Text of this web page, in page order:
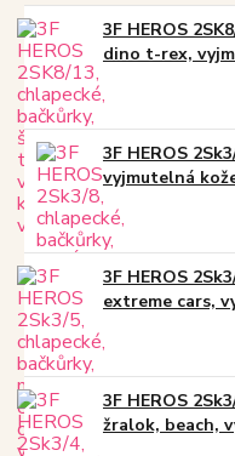
3F HEROS
dino t-rex,
3F HEROS
vyjmutelná
3F HEROS
extreme cars,
3F HEROS
žralok, beach,